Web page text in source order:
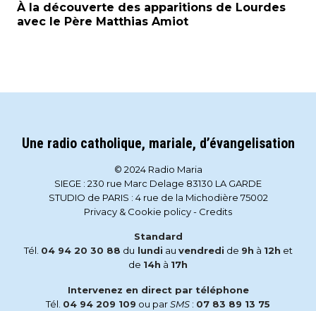
À la découverte des apparitions de Lourdes
avec le Père Matthias Amiot
Une radio catholique, mariale, d’évangelisation
© 2024 Radio Maria
SIEGE : 230 rue Marc Delage 83130 LA GARDE
STUDIO de PARIS : 4 rue de la Michodière 75002
Privacy & Cookie policy- Credits
Standard
Tél. 04 94 20 30 88 du lundi au vendredi de 9h à 12h et
de 14h à 17h
Intervenez en direct par téléphone
Tél. 04 94 209 109 ou parSMS : 07 83 89 13 75